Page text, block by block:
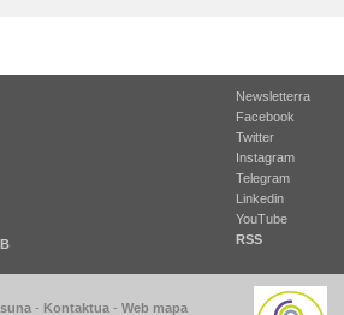
Newsletterra
Facebook
Twitter
Instagram
Telegram
Linkedin
YouTube
RSS
- Kontaktua - Web mapa